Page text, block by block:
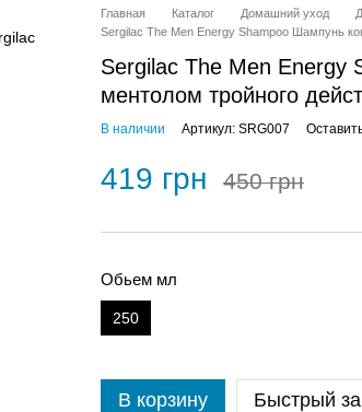
Главная Каталог Домашний уход
Sergilac The Men Energy Shampoo Шампунь
Sergilac The Men Energy
ментолом тройного
В наличии Артикул: SRG007
419 грн 450 грн
Обьем мл
250
В корзину Быстрый